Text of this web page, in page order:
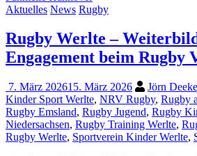
Aktuelles News Rugby
Rugby Werlte –
Engagement beim Rugby
7. März 202615. März 2026 Jörn
Kinder Sport Werlte, NRV Rugby, Rugby
Rugby Emsland, Rugby Jugend, Rugby
Niedersachsen, Rugby Training Werlte,
Rugby Werlte, Sportverein Kinder Werlte,